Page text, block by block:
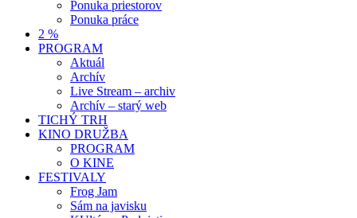
Ponuka priestorov
Ponuka práce
2 %
PROGRAM
Aktuál
Archív
Live Stream – archiv
Archív – starý web
TICHÝ TRH
KINO DRUŽBA
PROGRAM
O KINE
FESTIVALY
Frog Jam
Sám na javisku